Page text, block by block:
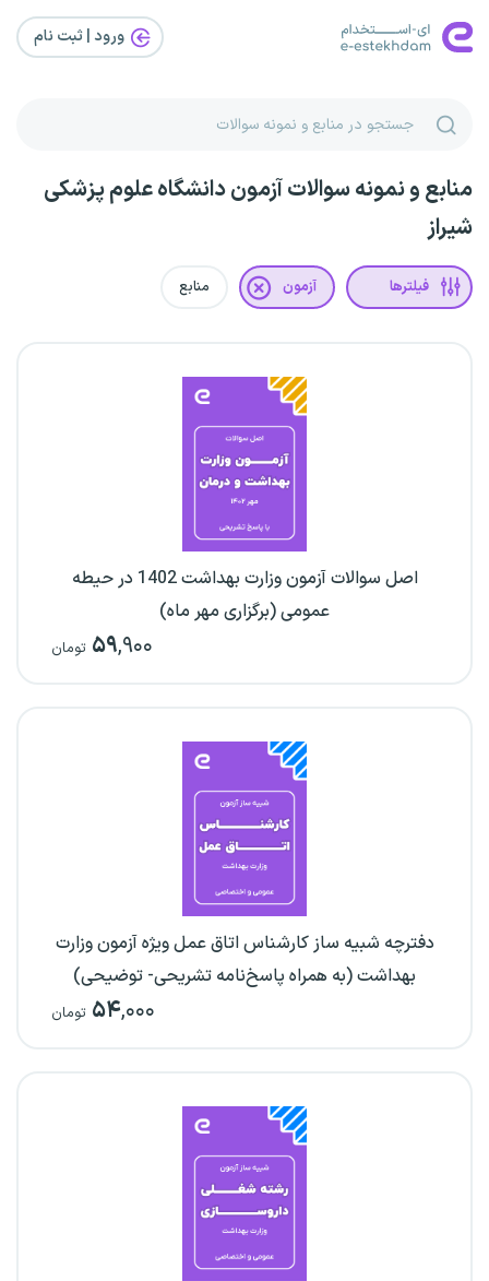
ورود | ثبت‌ نام
منابع و نمونه سوالات آزمون دانشگاه علوم پزشکی
شیراز
فیلترها آزمون منابع
اصل سوالات آزمون وزارت بهداشت 1402 در حیطه
عمومی (برگزاری مهر ماه)
۵۹,۹۰۰ تومان
دفترچه شبیه ساز کارشناس اتاق عمل ویژه آزمون وزارت
بهداشت (به همراه پاسخ‌نامه تشریحی- توضیحی)
۵۴,۰۰۰ تومان